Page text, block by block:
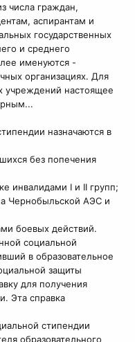
числа граждан,
аспирантам и
государственных
и среднего
именуются -
организациях. Для
учреждений настоящее
назначаются в
без попечения
инвалидами I и II групп;
Чернобыльской АЭС и
боевых действий.
социальной
в образовательное
защиты
для получения
Эта справка
стипендии
образовательного